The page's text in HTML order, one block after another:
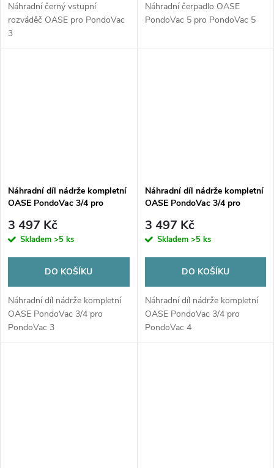
Náhradní černý vstupní
rozváděč OASE pro PondoVac
3
Náhradní čerpadlo OASE
PondoVac 5 pro PondoVac 5
Náhradní díl nádrže kompletní
OASE PondoVac 3/4 pro
3 497 Kč
Skladem >5 ks
DO KOŠÍKU
Náhradní díl nádrže kompletní
OASE PondoVac 3/4 pro
PondoVac 3
Náhradní díl nádrže kompletní
OASE PondoVac 3/4 pro
3 497 Kč
Skladem >5 ks
DO KOŠÍKU
Náhradní díl nádrže kompletní
OASE PondoVac 3/4 pro
PondoVac 4